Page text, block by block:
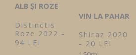
ALB ȘI ROZE
Distinctis
Roze 2022 -
94 LEI
VIN LA PAHAR
Shiraz 2020
- 20 LEI